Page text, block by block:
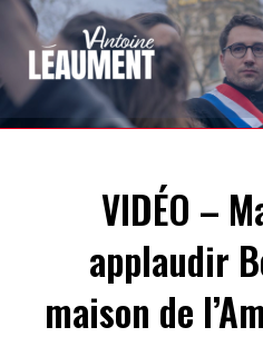
VIDÉO –
applaudir
maison de